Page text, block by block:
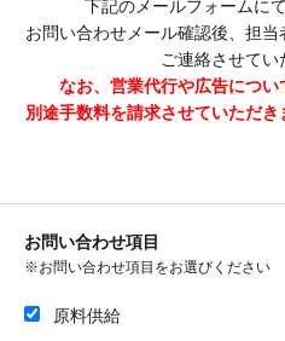
下記のメールフォームに
お問い合わせメール確認後、担
ご連絡させてい
なお、営業代行や広告につ
別途手数料を請求させていただき
お問い合わせ項目
※お問い合わせ項目をお選びください
原料供給